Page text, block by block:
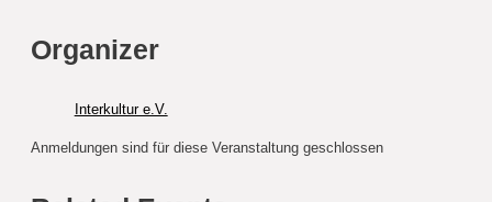
Organizer
Interkultur e.V.
Anmeldungen sind für diese Veranstaltung geschlossen